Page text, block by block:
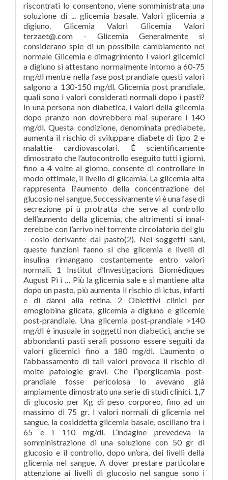
riscontrati lo consentono, viene somministrata una
soluzione di ... glicemia basale. Valori glicemia a
digiuno. Glicemia Valori Glicemia Valori
terzaet@.com - Glicemia Generalmente si
considerano spie di un possibile cambiamento nel
normale Glicemia e dimagrimento I valori glicemici
a digiuno si attestano normalmente intorno a 60-75
mg/dl mentre nella fase post prandiale questi valori
salgono a 130-150 mg/dl. Glicemia post prandiale,
quali sono i valori considerati normali dopo i pasti?
In una persona non diabetica, i valori della glicemia
dopo pranzo non dovrebbero mai superare i 140
mg/dl. Questa condizione, denominata prediabete,
aumenta il rischio di sviluppare diabete di tipo 2 e
malattie cardiovascolari. È scientificamente
dimostrato che l’autocontrollo eseguito tutti i giorni,
fino a 4 volte al giorno, consente di controllare in
modo ottimale, il livello di glicemia. La glicemia alta
rappresenta l?aumento della concentrazione del
glucosio nel sangue. Successivamente vi è una fase di
secrezione pi ù protratta che serve al controllo
dell’aumento della glicemia, che altrimenti si innal-
zerebbe con l’arrivo nel torrente circolatorio del glu
- cosio derivante dal pasto(2). Nei soggetti sani,
queste funzioni fanno sì che glicemia e livelli di
insulina rimangano costantemente entro valori
normali. 1 Institut d’Investigacions Biomèdiques
August Pi i … Più la glicemia sale e si mantiene alta
dopo un pasto, più aumenta il rischio di ictus, infarti
e di danni alla retina. 2 Obiettivi clinici per
emoglobina glicata, glicemia a digiuno e glicemie
post-prandiale. Una glicemia post-prandiale >140
mg/dl è inusuale in soggetti non diabetici, anche se
abbondanti pasti serali possono essere seguiti da
valori glicemici fino a 180 mg/dl. L'aumento o
l'abbassamento di tali valori provoca il rischio di
molte patologie gravi. Che l’iperglicemia post-
prandiale fosse pericolosa lo avevano già
ampiamente dimostrato una serie di studi clinici. 1,7
di glucosio per Kg di peso corporeo, fino ad un
massimo di 75 gr. I valori normali di glicemia nel
sangue, la cosiddetta glicemia basale, oscillano tra i
65 e i 110 mg/dl. L’indagine prevedeva la
somministrazione di una soluzione con 50 gr di
glucosio e il controllo, dopo un’ora, dei livelli della
glicemia nel sangue. A dover prestare particolare
attenzione ai livelli di glucosio nel sangue sono i